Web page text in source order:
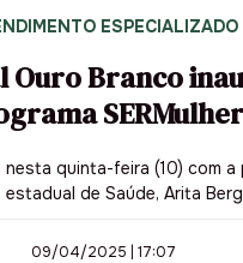
ESPECIALIZADO
Ouro Branco
SERMulher
nesta quinta-feira (10) com
de Saúde, Arita
09/04/2025 | 17:07